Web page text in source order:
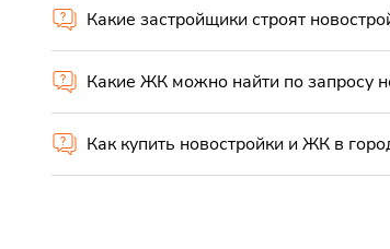
Какие застройщики строят
Какие ЖК можно найти по запросу
Как купить новостройки и ЖК в